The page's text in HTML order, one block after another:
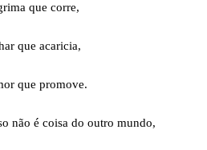
que corre,
que acaricia,
que promove.
não é coisa do outro mundo,